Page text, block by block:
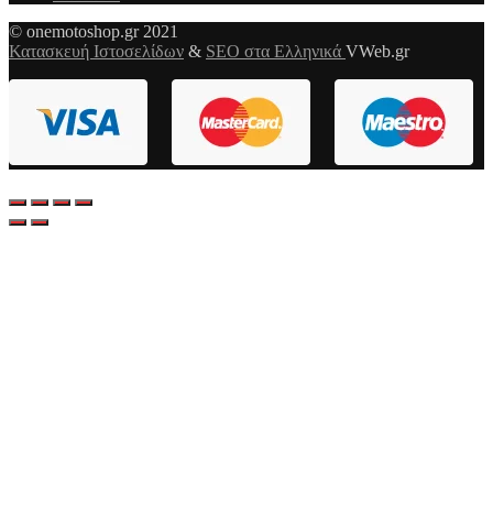
© onemotoshop.gr 2021
Κατασκευή Ιστοσελίδων & SEO στα Ελληνικά VWeb.gr